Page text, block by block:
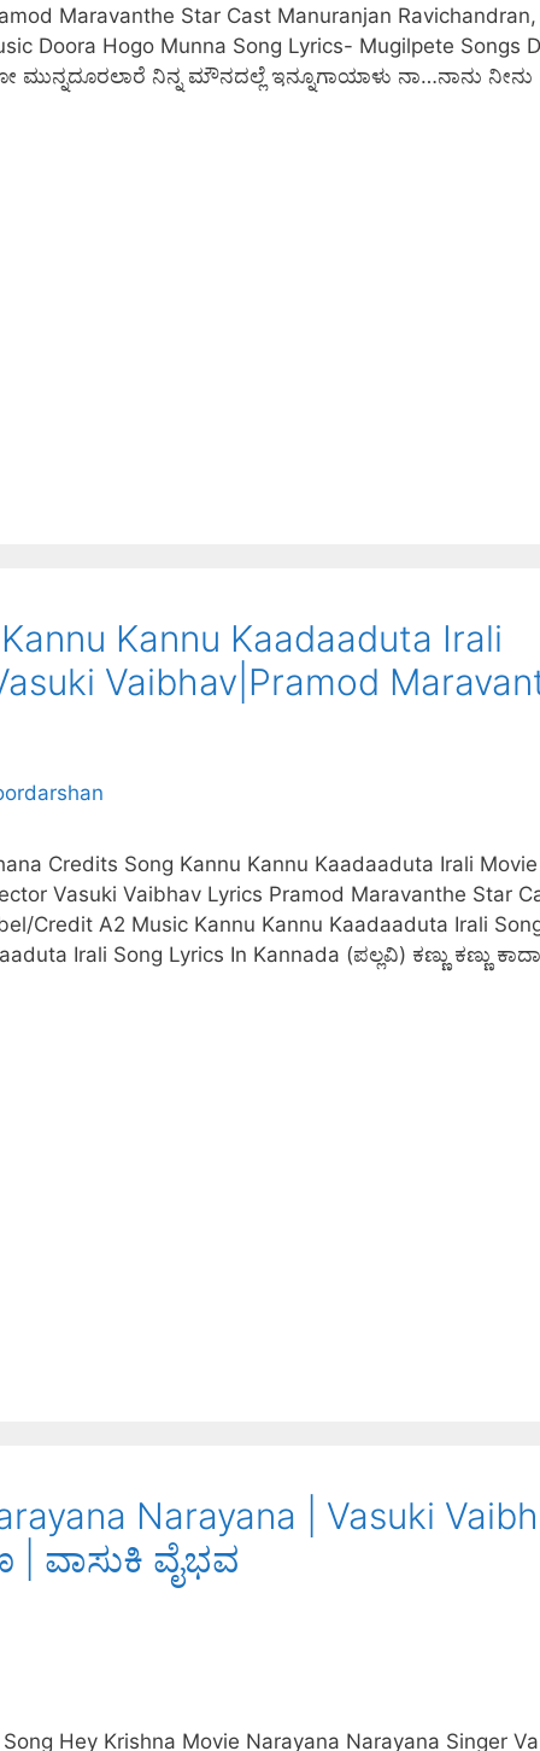
Maravanthe Star Cast Manuranjan Ravichandran,
Doora Hogo Munna Song Lyrics- Mugilpete Songs
ನಿನ್ನ ಮೌನದಲ್ಲೆ ಇನ್ನೂಗಾಯಾಳು ನಾ…ನಾನು
Kannu Kaadaaduta Irali
Vaibhav|Pramod
Credits Song Kannu Kannu Kaadaaduta Irali Movie
Vasuki Vaibhav Lyrics Pramod Maravanthe Star
Credit A2 Music Kannu Kannu Kaadaaduta Irali
Irali Song Lyrics In Kannada (ಪಲ್ಲವಿ) ಕಣ್ಣು ಕಣ್ಣು
Narayana | Vasuki
| ವಾಸುಕಿ ವೈಭವ
Hey Krishna Movie Narayana Narayana Singer